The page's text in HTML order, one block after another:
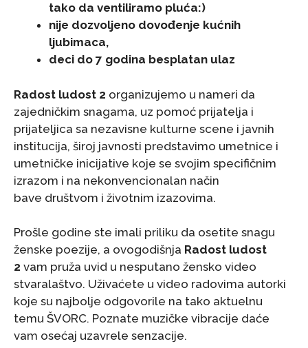
tako da ventiliramo pluća:)
nije dozvoljeno dovođenje kućnih
ljubimaca,
deci do 7 godina besplatan ulaz
Radost ludost 2 organizujemo u nameri da
zajedničkim snagama, uz pomoć prijatelja i
prijateljica sa nezavisne kulturne scene i javnih
institucija, široj javnosti predstavimo umetnice i
umetničke inicijative koje se svojim specifičnim
izrazom i na nekonvencionalan način
bave društvom i životnim izazovima.
Prošle godine ste imali priliku da osetite snagu
ženske poezije, a ovogodišnja Radost ludost
2 vam pruža uvid u nesputano žensko video
stvaralaštvo. Uživaćete u video radovima autorki
koje su najbolje odgovorile na tako aktuelnu
temu ŠVORC. Poznate muzičke vibracije daće
vam osećaj uzavrele senzacije.